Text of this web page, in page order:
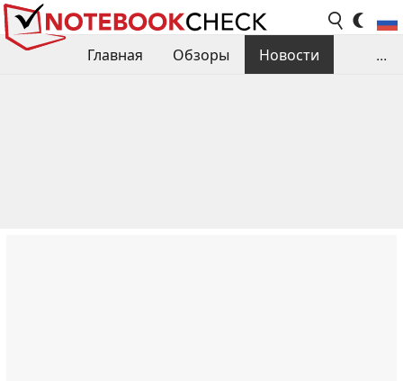
Главная Обзоры
Новости
...